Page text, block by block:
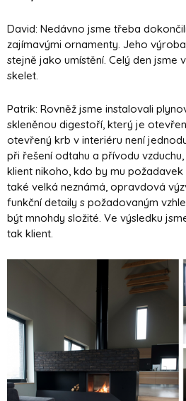
David: Nedávno jsme třeba
zajímavými ornamenty. Jeho
stejně jako umístění. Celý den jsme
skelet.
Patrik: Rovněž jsme instalovali
skleněnou digestoří, který je
otevřený krb v interiéru není
při řešení odtahu a přívodu
klient nikoho, kdo by mu požadavek
také velká neznámá, opravdová
funkční detaily s požadovaným
být mnohdy složité. Ve výsledku
tak klient.